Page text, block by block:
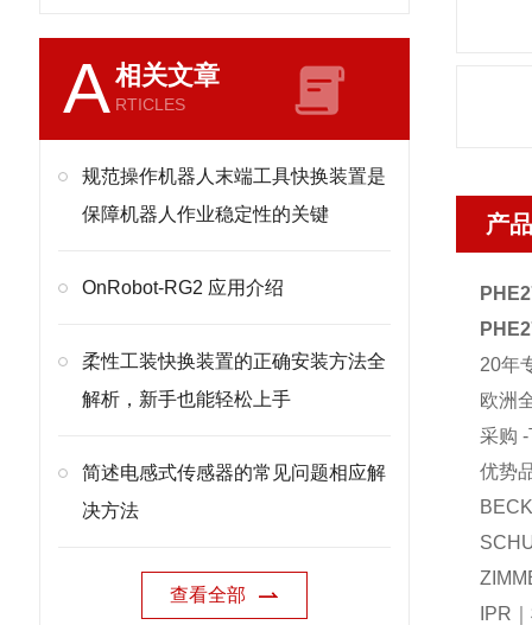
A相关文章
RTICLES
规范操作机器人末端工具快换装置是
保障机器人作业稳定性的关键
OnRobot-RG2 应用介绍
柔性工装快换装置的正确安装方法全
解析，新手也能轻松上手
简述电感式传感器的常见问题相应解
决方法
查看全部
产
20年
欧洲
采购
优势
IPR